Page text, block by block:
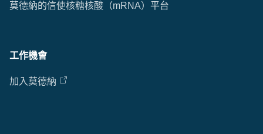
莫德納的信使核糖核酸（mRNA）平台
工作機會
加入莫德納